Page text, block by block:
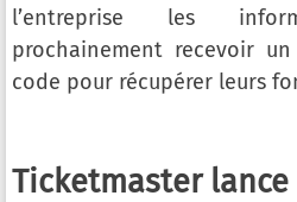
l’entreprise les
prochainement recevoir
code pour récupérer leurs
Ticketmaster